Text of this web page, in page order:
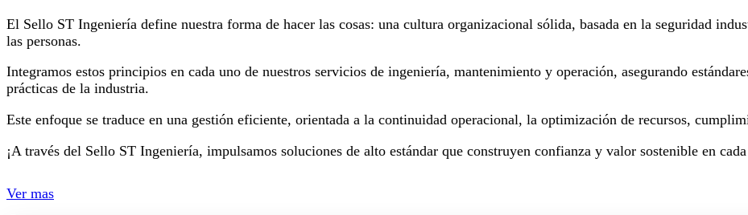
El Sello ST Ingeniería define nuestra forma de hacer las cosas: una cultura organizacional sólida, basada en la seguridad
las personas.
Integramos estos principios en cada uno de nuestros servicios de ingeniería, mantenimiento y operación, asegurando
prácticas de la industria.
Este enfoque se traduce en una gestión eficiente, orientada a la continuidad operacional, la optimización de recursos,
¡A través del Sello ST Ingeniería, impulsamos soluciones de alto estándar que construyen confianza y valor sostenible en
Ver mas